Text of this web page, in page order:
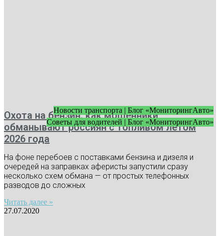
Новости транспорта | Блог «МониторингАвто»
Советы для водителей | Блог «МониторингАвто»
Охота на бензин: как мошенники
обманывают россиян с топливом летом
2026 года
На фоне перебоев с поставками бензина и дизеля и
очередей на заправках аферисты запустили сразу
несколько схем обмана — от простых телефонных
разводов до сложных
Читать далее »
27.07.2020